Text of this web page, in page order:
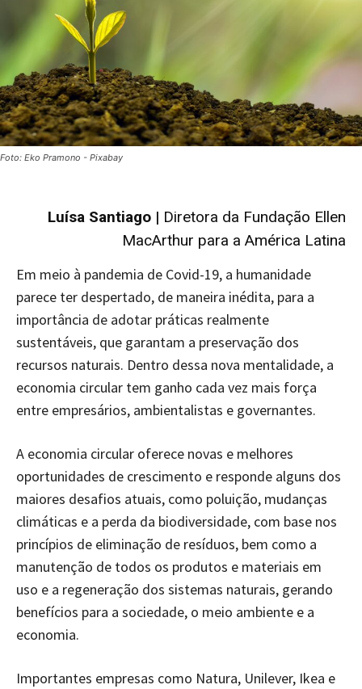
Foto: Eko Pramono - Pixabay
Luísa Santiago | Diretora da Fundação Ellen
MacArthur para a América Latina
Em meio à pandemia de Covid-19, a humanidade
parece ter despertado, de maneira inédita, para a
importância de adotar práticas realmente
sustentáveis, ​​que garantam a preservação dos
recursos naturais. Dentro dessa nova mentalidade, a
economia circular tem ganho cada vez mais força
entre empresários, ambientalistas e governantes.
A economia circular oferece novas e melhores
oportunidades de crescimento e responde alguns dos
maiores desafios atuais, como poluição, mudanças
climáticas e a perda da biodiversidade, com base nos
princípios de eliminação de resíduos, bem como a
manutenção de todos os produtos e materiais em
uso e a regeneração dos sistemas naturais, gerando
benefícios para a sociedade, o meio ambiente e a
economia.
Importantes empresas como Natura, Unilever, Ikea e